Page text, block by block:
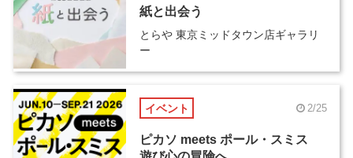
紙と出会う
とらや 東京ミッドタウン店ギャラリ
ー
イベント 2/25
ピカソ meets ポール・スミス